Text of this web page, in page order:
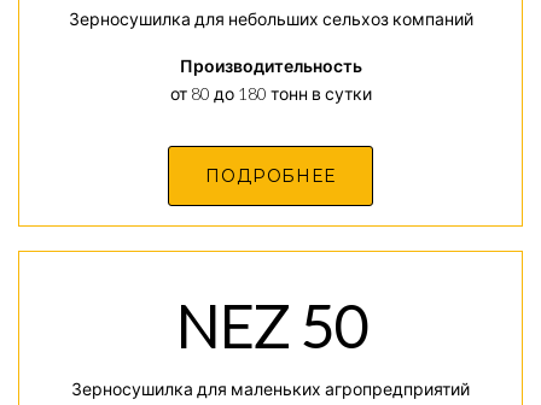
Зерносушилка для небольших сельхоз компаний
Производительность
от 80 до 180 тонн в сутки
ПОДРОБНЕЕ
NEZ 50
Зерносушилка для маленьких агропредприятий